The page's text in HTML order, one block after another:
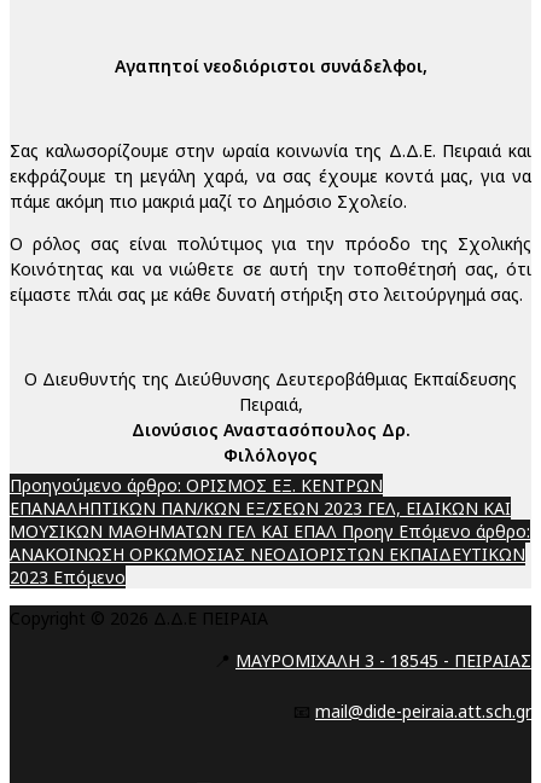
Αγαπητοί νεοδιόριστοι συνάδελφοι,
Σας καλωσορίζουμε στην ωραία κοινωνία της Δ.Δ.Ε. Πειραιά και
εκφράζουμε τη μεγάλη χαρά, να σας έχουμε κοντά μας, για να
πάμε ακόμη πιο μακριά μαζί το Δημόσιο Σχολείο.
Ο ρόλος σας είναι πολύτιμος για την πρόοδο της Σχολικής
Κοινότητας και να νιώθετε σε αυτή την τοποθέτησή σας, ότι
είμαστε πλάι σας με κάθε δυνατή στήριξη στο λειτούργημά σας.
Ο Διευθυντής της Διεύθυνσης Δευτεροβάθμιας Εκπαίδευσης
Πειραιά,
Διονύσιος Αναστασόπουλος Δρ.
Φιλόλογος
Προηγούμενο άρθρο: ΟΡΙΣΜΟΣ ΕΞ. ΚΕΝΤΡΩΝ
ΕΠΑΝΑΛΗΠΤΙΚΩΝ ΠΑΝ/ΚΩΝ ΕΞ/ΣΕΩΝ 2023 ΓΕΛ, ΕΙΔΙΚΩΝ ΚΑΙ
ΜΟΥΣΙΚΩΝ ΜΑΘΗΜΑΤΩΝ ΓΕΛ ΚΑΙ ΕΠΑΛ Προηγ Επόμενο άρθρο:
ΑΝΑΚΟΙΝΩΣΗ ΟΡΚΩΜΟΣΙΑΣ ΝΕΟΔΙΟΡΙΣΤΩΝ ΕΚΠΑΙΔΕΥΤΙΚΩΝ
2023 Επόμενο
Copyright © 2026 Δ.Δ.Ε ΠΕΙΡΑΙΑ
📍 ΜΑΥΡΟΜΙΧΑΛΗ 3 - 18545 - ΠΕΙΡΑΙΑΣ
📧 mail@dide-peiraia.att.sch.gr